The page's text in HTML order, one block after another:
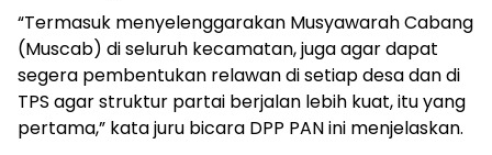
“Termasuk menyelenggarakan Musyawarah Cabang
(Muscab) di seluruh kecamatan, juga agar dapat
segera pembentukan relawan di setiap desa dan di
TPS agar struktur partai berjalan lebih kuat, itu yang
pertama,” kata juru bicara DPP PAN ini menjelaskan.